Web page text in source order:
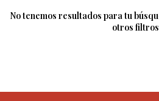
No tenemos resultados para tu
otros